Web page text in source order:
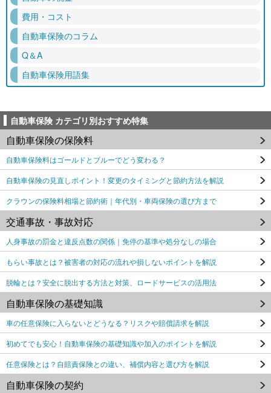
費用・コスト
自動車保険のコラム
Q＆A
自動車保険用語集
自動車保険 カテゴリ別おすすめ特集
自動車保険の保険料
自動車保険料はゴールドとブルーでどう変わる？
自動車保険の見直しポイント！変更のタイミングと節約方法を解説
クラウンの保険料相場と節約術｜年代別・車両保険の選び方まで
交通事故・事故対応
人身事故の罰金と違反点数の関係｜免停の基準や処分なしの場合
もらい事故とは？被害者の対応の流れや損しないポイントを解説
脱輪とは？安全に脱出する方法と対策、ロードサービスの活用法
自動車保険の基礎知識
車の任意保険に入らないとどうなる？リスクや賠償請求を解説
初めてでも安心！自動車保険の基礎知識や加入のポイントを解説
任意保険とは？自賠責保険との違い、補償内容と選び方を解説
自動車保険の契約